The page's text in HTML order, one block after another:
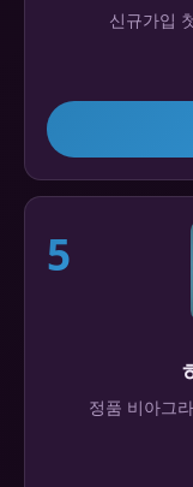
신규가입
5
정품 비아그